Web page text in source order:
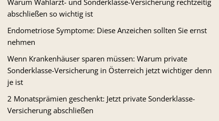
abschließen so wichtig ist
Endometriose Symptome: Diese Anzeichen sollten Sie ernst
nehmen
Wenn Krankenhäuser sparen müssen: Warum private
Sonderklasse-Versicherung in Österreich jetzt wichtiger denn
je ist
2 Monatsprämien geschenkt: Jetzt private Sonderklasse-
Versicherung abschließen